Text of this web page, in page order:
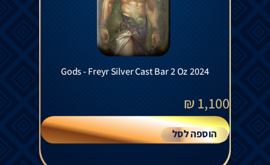
Gods - Freyr Silver Cast Bar 2 Oz 2024
1,100
₪
הוספה לסל